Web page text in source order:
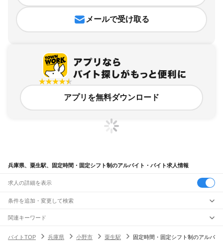
メールで受け取る
アプリを無料ダウンロード
兵庫県、粟生駅、固定時間・固定シフト制のアルバイト・バイト求人情報
求人の詳細を表示
条件を追加・変更して検索
市区町村を追加・変更
兵庫県すべて
駅を追加・変更
関連キーワード
バイトTOP
兵庫県 小野市 粟生駅
固定時間・固定シフト制のアルバ